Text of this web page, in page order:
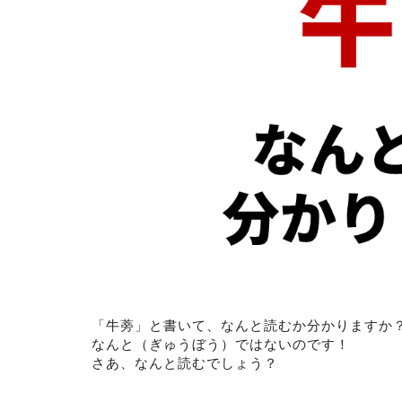
「牛蒡」と書いて、なんと読むか分かりますか
なんと（ぎゅうぼう）ではないのです！
さあ、なんと読むでしょう？